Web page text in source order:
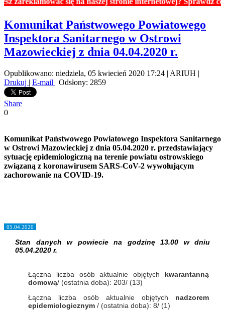
Komunikat Państwowego Powiatowego
Inspektora Sanitarnego w Ostrowi
Mazowieckiej z dnia 04.04.2020 r.
Opublikowano: niedziela, 05 kwiecień 2020 17:24 | ARIUH |
Drukuj | E-mail | Odsłony: 2859
Share
0
Komunikat Państwowego Powiatowego Inspektora Sanitarnego
w Ostrowi Mazowieckiej z dnia 05.04.2020 r. przedstawiający
sytuację epidemiologiczną na terenie powiatu ostrowskiego
związaną z koronawirusem SARS-CoV-2 wywołującym
zachorowanie na COVID-19.
05.04.2020
Stan danych w powiecie na godzinę 13.00 w dniu
05.04.2020 r.
Łączna liczba osób aktualnie objętych kwarantanną
domową/ (ostatnia doba): 203/ (13)
Łączna liczba osób aktualnie objętych nadzorem
epidemiologicznym / (ostatnia doba): 8/ (1)